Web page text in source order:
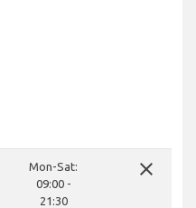
Mon-Sat:
09:00 -
21:30
close